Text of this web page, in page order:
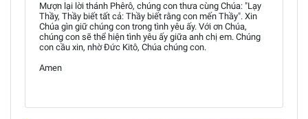
Mượn lại lời thánh Phêrô, chúng con thưa cùng Chúa: "Lạy
Thầy, Thầy biết tất cả: Thầy biết rằng con mến Thầy". Xin
Chúa gìn giữ chúng con trong tình yêu ấy. Với ơn Chúa,
chúng con sẽ thể hiện tình yêu ấy giữa anh chị em. Chúng
con cầu xin, nhờ Đức Kitô, Chúa chúng con.
Amen